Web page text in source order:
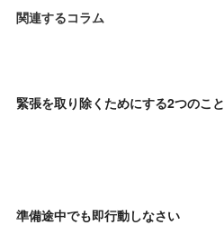
関連するコラム
緊張を取り除くためにする2つのこと
準備途中でも即行動しなさい